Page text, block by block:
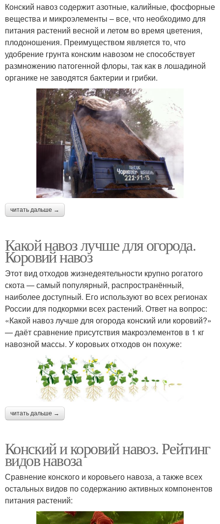
Конский навоз содержит азотные, калийные, фосфорные
вещества и микроэлементы – все, что необходимо для
питания растений весной и летом во время цветения,
плодоношения. Преимуществом является то, что
удобрение грунта конским навозом не способствует
размножению патогенной флоры, так как в лошадиной
органике не заводятся бактерии и грибки.
читать дальше →
Какой навоз лучше для огорода.
Коровий навоз
Этот вид отходов жизнедеятельности крупно рогатого
скота — самый популярный, распространённый,
наиболее доступный. Его используют во всех регионах
России для подкормки всех растений. Ответ на вопрос:
«Какой навоз лучше для огорода конский или коровий?»
— даёт сравнение присутствия макроэлементов в 1 кг
навозной массы. У коровьих отходов он похуже:
читать дальше →
Конский и коровий навоз. Рейтинг
видов навоза
Сравнение конского и коровьего навоза, а также всех
остальных видов по содержанию активных компонентов
питания растений: